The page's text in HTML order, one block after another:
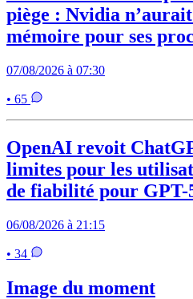
piège : Nvidia n’aurait
mémoire pour ses
07/08/2026 à 07:30
• 65
OpenAI revoit
limites pour les
de fiabilité pour GPT-
06/08/2026 à 21:15
• 34
Image du moment